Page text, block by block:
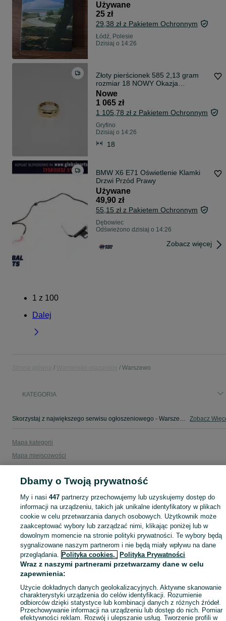
Używane
25 zł
29,38 zł z Pakietem Ochronnym
Łódź, Polesie
Dzisiaj o 14:26
Złoty pierścionek 585 2,13 gram
rozmiar 18 NOWY Okazja
WYSYŁKA GRATIS
Nowe
1 065 zł
1 105,78 zł z Pakietem Ochronnym
Gryfino
Dzisiaj o 14:26
18
BMW X6 E71 Oświetlenie Klamki
Drzwi Przód Prawy
Używane
49,90 zł
55,15 zł z Pakietem Ochronnym
Dębowiec
Odświeżono dzisiaj o 14:26
Zobacz więcej
1 z 100
Dalej
Warszewo
KATEGORIA
Skorzystaj z największego serwisu ogłoszeniowego - Warszewo i okolice! Kupuj to, czego pragniesz i sprzedawaj to, czego już nie potrzebujesz! Zobacz
Mapa kategorii
Mapa miejscowości
Popularne wyszukiwania
Dbamy o Twoją prywatność
My i nasi447 partnerzy przechowujemy lub uzyskujemy dostęp do
informacji na urządzeniu, takich jak unikalne identyfikatory w plikach
cookie w celu przetwarzania danych osobowych. Użytkownik może
zaakceptować wybory lub zarządzać nimi, klikając poniżej lub w
dowolnym momencie na stronie polityki prywatności. Te wybory będą
sygnalizowane naszym partnerom i nie będą miały wpływu na dane
przeglądania. Polityka cookies, Polityka Prywatności
Wraz z naszymi partnerami przetwarzamy dane w celu
zapewnienia:
Użycie dokładnych danych geolokalizacyjnych. Aktywne skanowanie
charakterystyki urządzenia do celów identyfikacji. Rozumienie
odbiorców dzięki statystyce lub kombinacji danych z różnych źródeł.
Przechowywanie informacji na urządzeniu lub dostęp do nich. Pomiar
efektywności reklam. Rozwój i ulepszanie usług. Tworzenie profili w